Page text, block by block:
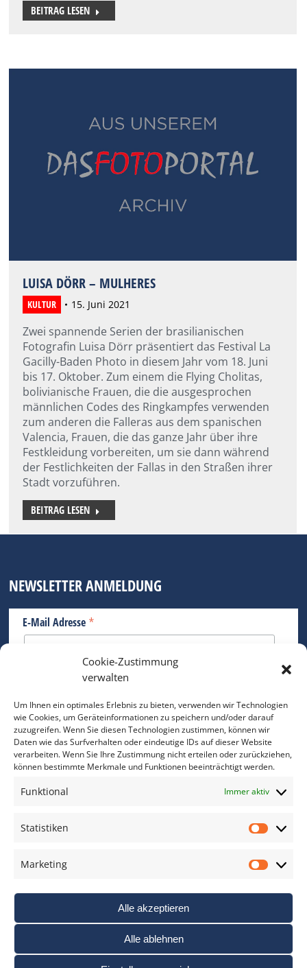
Cookie-Zustimmung
verwalten
Um Ihnen ein optimales Erlebnis zu bieten, verwenden wir Technologien
wie Cookies, um Geräteinformationen zu speichern und/oder darauf
zuzugreifen. Wenn Sie diesen Technologien zustimmen, können wir
Daten wie das Surfverhalten oder eindeutige IDs auf dieser Website
verarbeiten. Wenn Sie Ihre Zustimmung nicht erteilen oder zurückziehen,
können bestimmte Merkmale und Funktionen beeinträchtigt werden.
Funktional Immer aktiv
Statistiken
Marketing
Alle akzeptieren
Alle ablehnen
BEITRAG LESEN
LUISA DÖRR – MULHERES
KULTUR 15. Juni 2021
Zwei spannende Serien der brasilianischen
Fotografin Luisa Dörr präsentiert das Festival La
Gacilly-Baden Photo in diesem Jahr vom 18. Juni
bis 17. Oktober. Zum einem die Flying Cholitas,
bolivianische Frauen, die die ausgesprochen
männlichen Codes des Ringkampfes verwenden
zum anderen die Falleras aus dem spanischen
Valencia, Frauen, die das ganze Jahr über ihre
Festkleidung vorbereiten, um sie dann während
der Festlichkeiten der Fallas in den Straßen ihrer
Stadt vorzuführen.
BEITRAG LESEN
NEWSLETTER ANMELDUNG
E-Mail Adresse *
Bitte geben Sie Ihre E-Mail Adresse ein.
*